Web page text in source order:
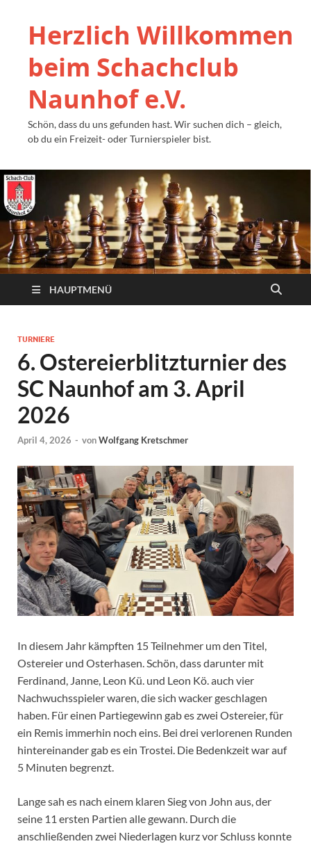
Herzlich Willkommen
beim Schachclub
Naunhof e.V.
Schön, dass du uns gefunden hast. Wir suchen dich – gleich,
ob du ein Freizeit- oder Turnierspieler bist.
HAUPTMENÜ
TURNIERE
6. Ostereierblitzturnier des
SC Naunhof am 3. April
2026
April 4, 2026 - vonWolfgang Kretschmer
In diesem Jahr kämpften 15 Teilnehmer um den Titel,
Ostereier und Osterhasen. Schön, dass darunter mit
Ferdinand, Janne, Leon Kü. und Leon Kö. auch vier
Nachwuchsspieler waren, die sich wacker geschlagen
haben. Für einen Partiegewinn gab es zwei Ostereier, für
ein Remis immerhin noch eins. Bei drei verlorenen Runden
hintereinander gab es ein Trostei. Die Bedenkzeit war auf
5 Minuten begrenzt.
Lange sah es nach einem klaren Sieg von John aus, der
seine 11 ersten Partien alle gewann. Durch die
anschließenden zwei Niederlagen kurz vor Schluss konnte